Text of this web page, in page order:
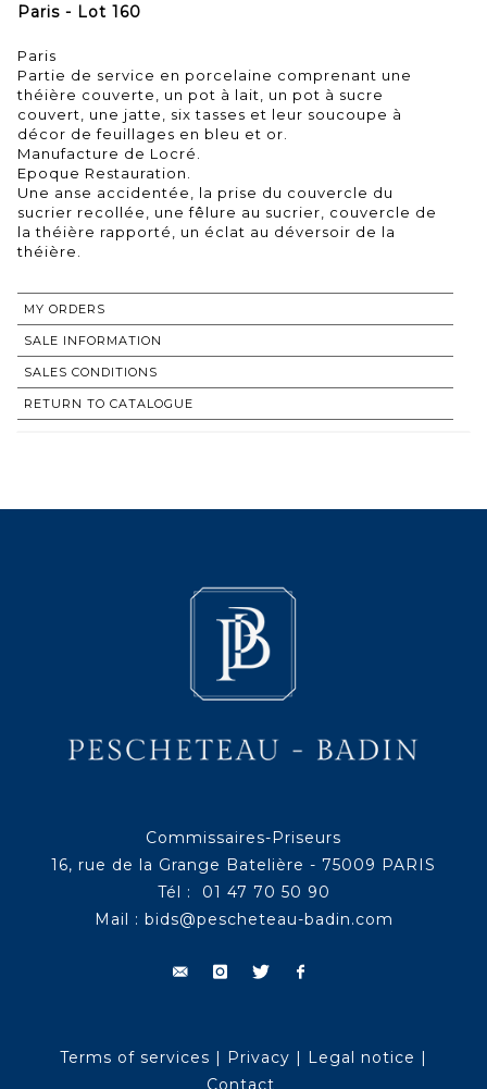
Paris - Lot 160
Paris
Partie de service en porcelaine comprenant une
théière couverte, un pot à lait, un pot à sucre
couvert, une jatte, six tasses et leur soucoupe à
décor de feuillages en bleu et or.
Manufacture de Locré.
Epoque Restauration.
Une anse accidentée, la prise du couvercle du
sucrier recollée, une fêlure au sucrier, couvercle de
la théière rapporté, un éclat au déversoir de la
MY ORDERS
SALE INFORMATION
SALES CONDITIONS
RETURN TO CATALOGUE
Commissaires-Priseurs
16, rue de la Grange Batelière - 75009 PARIS
Tél : 01 47 70 50 90
Mail : bids@pescheteau-badin.com
Terms of services | Privacy | Legal notice |
Contact